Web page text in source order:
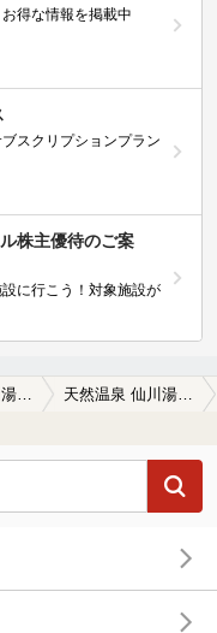
得な情報を掲載中
スクリプションプラン
株主優待のご案
に行こう！対象施設が
天然温泉 仙川湯けむりの里の口コミ一覧